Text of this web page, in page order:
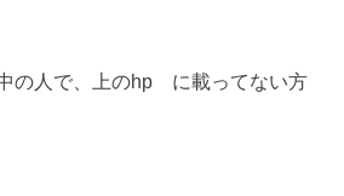
の人で、上のhp に載ってない方